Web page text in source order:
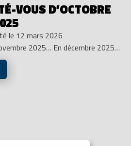
VOUS D’OCTOBRE
le 12 mars 2026
2025… En décembre 2025…